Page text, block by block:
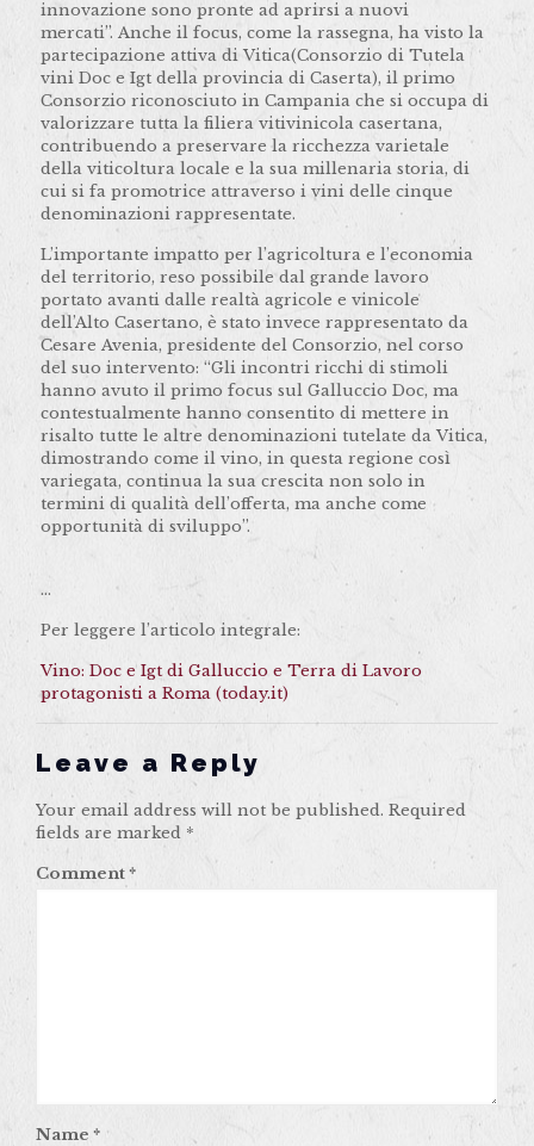
innovazione sono pronte ad aprirsi a nuovi
mercati”. Anche il focus, come la rassegna, ha visto la
partecipazione attiva di Vitica(Consorzio di Tutela
vini Doc e Igt della provincia di Caserta), il primo
Consorzio riconosciuto in Campania che si occupa di
valorizzare tutta la filiera vitivinicola casertana,
contribuendo a preservare la ricchezza varietale
della viticoltura locale e la sua millenaria storia, di
cui si fa promotrice attraverso i vini delle cinque
denominazioni rappresentate.
L’importante impatto per l’agricoltura e l’economia
del territorio, reso possibile dal grande lavoro
portato avanti dalle realtà agricole e vinicole
dell’Alto Casertano, è stato invece rappresentato da
Cesare Avenia, presidente del Consorzio, nel corso
del suo intervento: “Gli incontri ricchi di stimoli
hanno avuto il primo focus sul Galluccio Doc, ma
contestualmente hanno consentito di mettere in
risalto tutte le altre denominazioni tutelate da Vitica,
dimostrando come il vino, in questa regione così
variegata, continua la sua crescita non solo in
termini di qualità dell’offerta, ma anche come
opportunità di sviluppo”.
…
Per leggere l’articolo integrale:
Vino: Doc e Igt di Galluccio e Terra di Lavoro
protagonisti a Roma (today.it)
Leave a Reply
Your email address will not be published. Required
fields are marked *
Comment*
Name *